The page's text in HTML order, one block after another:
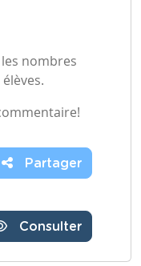
nombres
Partager
Consulter